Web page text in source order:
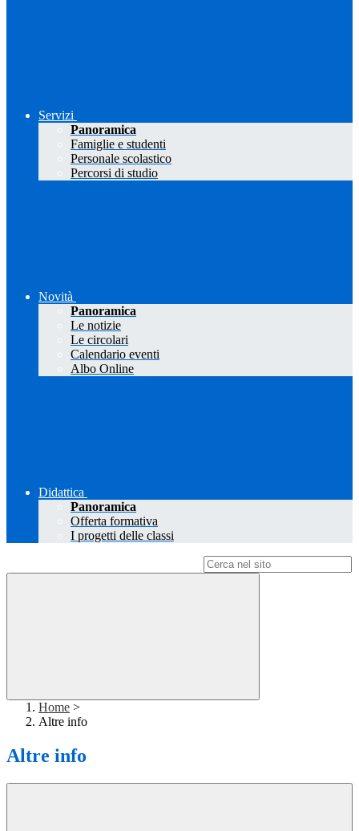
Servizi
Panoramica
Famiglie e studenti
Personale scolastico
Percorsi di studio
Novità
Panoramica
Le notizie
Le circolari
Calendario eventi
Albo Online
Didattica
Panoramica
Offerta formativa
I progetti delle classi
Home >
Altre info
Altre info